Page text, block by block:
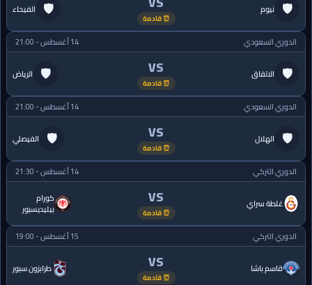
🛡 نيوم
⏰ قادمة
الفيحاء 🛡
الدوري السعودي 14 أغسطس - 21:00
🛡 الاتفاق VS
⏰ قادمة
الرياض 🛡
الدوري السعودي 14 أغسطس - 21:00
🛡 الهلال VS
⏰ قادمة
الفيصلي 🛡
الدوري التركي 14 أغسطس - 21:30
غلطة سراي VS
⏰ قادمة
كورام
بيليديسبور
الدوري التركي
15 أغسطس - 19:00
قاسم باشا VS
⏰ قادمة
طرابزون سبور